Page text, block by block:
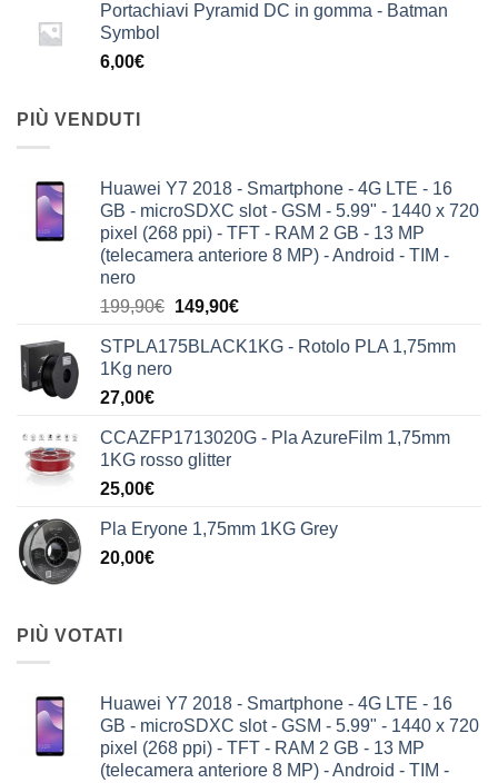
Portachiavi Pyramid DC in gomma - Batman
Symbol
6,00€
PIÙ VENDUTI
Huawei Y7 2018 - Smartphone - 4G LTE - 16
GB - microSDXC slot - GSM - 5.99" - 1440 x 720
pixel (268 ppi) - TFT - RAM 2 GB - 13 MP
(telecamera anteriore 8 MP) - Android - TIM -
nero
199,90€ Il
originale
149,90€Il
attuale
STPLA175BLACK1KG - Rotolo PLA 1,75mm
1Kg nero
27,00€
CCAZFP1713020G - Pla AzureFilm 1,75mm
1KG rosso glitter
25,00€
Pla Eryone 1,75mm 1KG Grey
20,00€
PIÙ VOTATI
Huawei Y7 2018 - Smartphone - 4G LTE - 16
GB - microSDXC slot - GSM - 5.99" - 1440 x 720
pixel (268 ppi) - TFT - RAM 2 GB - 13 MP
(telecamera anteriore 8 MP) - Android - TIM -